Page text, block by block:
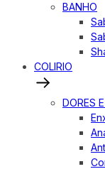
BANHO
COLIRIO
DORES